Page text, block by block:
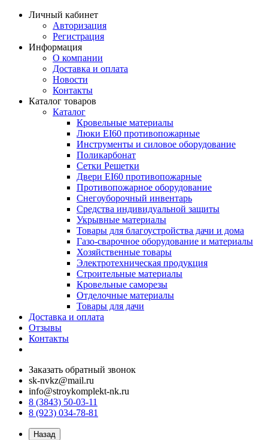
Личный кабинет
Авторизация
Регистрация
Информация
О компании
Доставка и оплата
Новости
Контакты
Каталог товаров
Каталог
Кровельные материалы
Люки EI60 противопожарные
Инструменты и силовое оборудование
Поликарбонат
Сетки Решетки
Двери EI60 противопожарные
Противопожарное оборудование
Снегоуборочный инвентарь
Средства индивидуальной защиты
Укрывные материалы
Товары для благоустройства дачи и дома
Газо-сварочное оборудование и материалы
Хозяйственные товары
Электротехническая продукция
Строительные материалы
Кровельные саморезы
Отделочные материалы
Товары для дачи
Доставка и оплата
Отзывы
Контакты
Заказать обратный звонок
sk-nvkz@mail.ru
info@stroykomplekt-nk.ru
8 (3843) 50-03-11
8 (923) 034-78-81
Назад